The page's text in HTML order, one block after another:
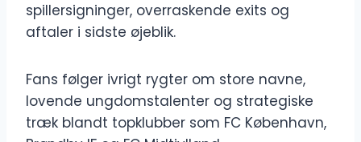
spillersigninger, overraskende exits og
aftaler i sidste øjeblik.
Fans følger ivrigt rygter om store navne,
lovende ungdomstalenter og strategiske
træk blandt topklubber som FC København,